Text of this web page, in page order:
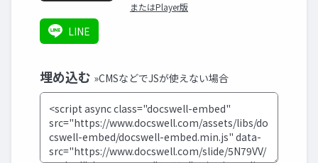
またはPlayer版
LINE
埋め込む »CMSなどでJSが使えない場合